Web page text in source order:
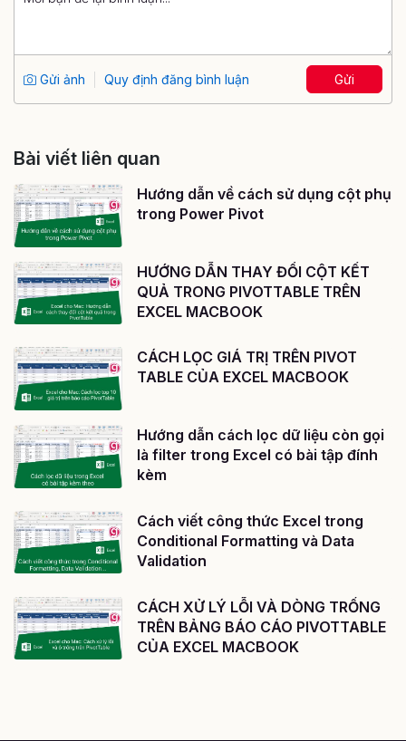
Gửi ảnh Quy định đăng bình luận Gửi
Bài viết liên quan
Hướng dẫn về cách sử dụng cột phụ
trong Power Pivot
HƯỚNG DẪN THAY ĐỔI CỘT KẾT
QUẢ TRONG PIVOTTABLE TRÊN
EXCEL MACBOOK
CÁCH LỌC GIÁ TRỊ TRÊN PIVOT
TABLE CỦA EXCEL MACBOOK
Hướng dẫn cách lọc dữ liệu còn gọi
là filter trong Excel có bài tập đính
kèm
Cách viết công thức Excel trong
Conditional Formatting và Data
Validation
CÁCH XỬ LÝ LỖI VÀ DÒNG TRỐNG
TRÊN BẢNG BÁO CÁO PIVOTTABLE
CỦA EXCEL MACBOOK